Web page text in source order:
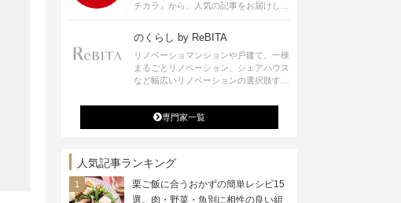
チカラ』から、人気の記事をお届けしま
す。
のくらし by ReBITA
リノベーショマンションや戸建て、一棟
まるごとリノベーション、シェアハウス
など幅広いリノベーションの選択肢すべ
ジ・シェアスペースなど、「住む」だけ
ではなく「働く」「遊ぶ」「学ぶ」「旅
する」といった領域でも、暮らしや生き
専門家一覧
人気記事ランキング
栗ご飯に合うおかずの簡単レシピ15
選。肉・野菜・魚別に相性の良い組